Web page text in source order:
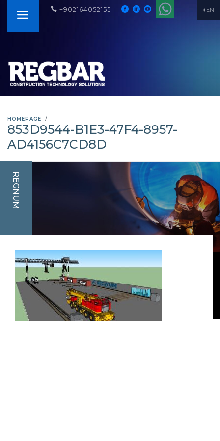
EN
+902164052155
HOMEPAGE
853D9544-B1E3-47F4-8957-
AD4156C7CD8D
REGNUM